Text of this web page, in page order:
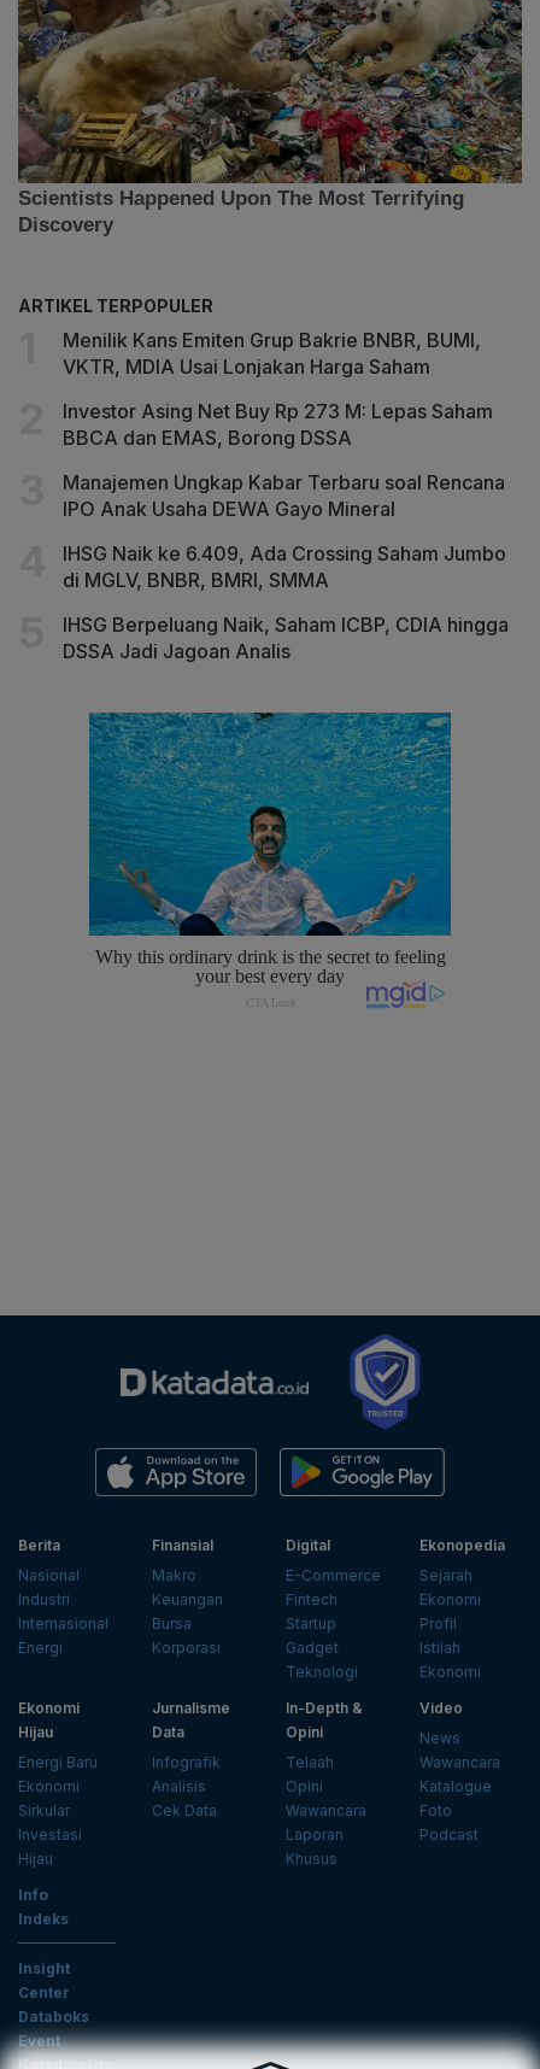
ARTIKEL TERPOPULER
Menilik Kans Emiten Grup Bakrie BNBR, BUMI,
VKTR, MDIA Usai Lonjakan Harga Saham
Investor Asing Net Buy Rp 273 M: Lepas Saham
BBCA dan EMAS, Borong DSSA
Manajemen Ungkap Kabar Terbaru soal Rencana
IPO Anak Usaha DEWA Gayo Mineral
IHSG Naik ke 6.409, Ada Crossing Saham Jumbo
di MGLV, BNBR, BMRI, SMMA
IHSG Berpeluang Naik, Saham ICBP, CDIA hingga
DSSA Jadi Jagoan Analis
Berita
Nasional
Industri
Internasional
Energi
Finansial
Makro
Keuangan
Bursa
Korporasi
Digital
E-Commerce
Fintech
Startup
Gadget
Teknologi
Ekonopedia
Sejarah
Ekonomi
Profil
Istilah
Ekonomi
Ekonomi
Hijau
Energi Baru
Ekonomi
Sirkular
Investasi
Hijau
Jurnalisme
Data
Infografik
Analisis
Cek Data
In-Depth &
Opini
Telaah
Opini
Wawancara
Laporan
Khusus
Video
News
Wawancara
Katalogue
Foto
Podcast
Info
Indeks
Insight
Center
Databoks
Event
KatadataOto